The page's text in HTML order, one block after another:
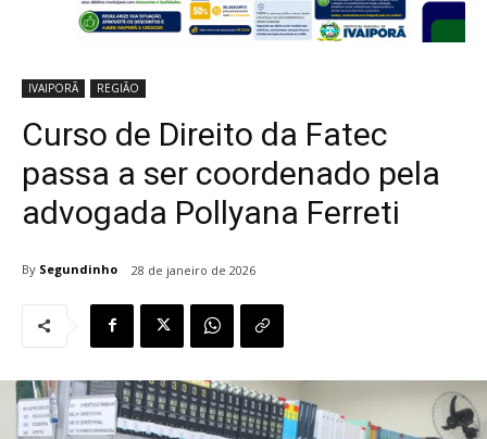
IVAIPORÃ REGIÃO
Curso de Direito da Fatec
passa a ser coordenado pela
advogada Pollyana Ferreti
By Segundinho 28 de janeiro de 2026